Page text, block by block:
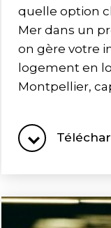
quelle option
Mer dans un
on gère votre
logement en
Montpellier,